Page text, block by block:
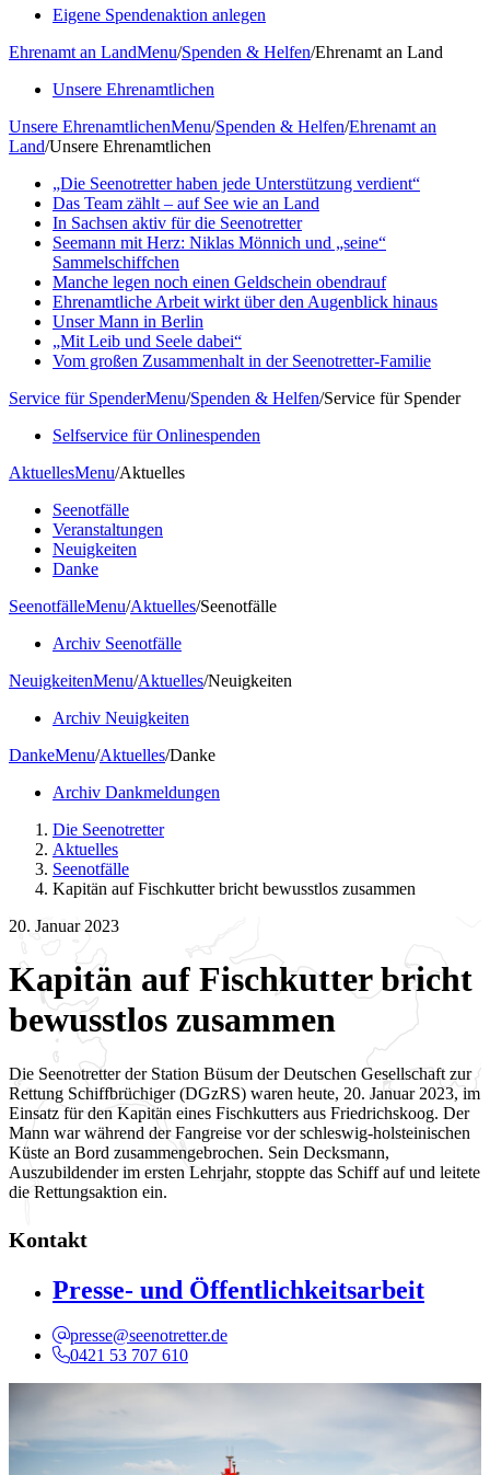
Eigene Spendenaktion anlegen
Ehrenamt an LandMenu/Spenden & Helfen/Ehrenamt an Land
Unsere Ehrenamtlichen
Unsere EhrenamtlichenMenu/Spenden & Helfen/Ehrenamt an
Land/Unsere Ehrenamtlichen
„Die Seenotretter haben jede Unterstützung verdient“
Das Team zählt – auf See wie an Land
In Sachsen aktiv für die Seenotretter
Seemann mit Herz: Niklas Mönnich und „seine“
Sammelschiffchen
Manche legen noch einen Geldschein obendrauf
Ehrenamtliche Arbeit wirkt über den Augenblick hinaus
Unser Mann in Berlin
„Mit Leib und Seele dabei“
Vom großen Zusammenhalt in der Seenotretter-Familie
Service für SpenderMenu/Spenden & Helfen/Service für Spender
Selfservice für Onlinespenden
AktuellesMenu/Aktuelles
Seenotfälle
Veranstaltungen
Neuigkeiten
Danke
SeenotfälleMenu/Aktuelles/Seenotfälle
Archiv Seenotfälle
NeuigkeitenMenu/Aktuelles/Neuigkeiten
Archiv Neuigkeiten
DankeMenu/Aktuelles/Danke
Archiv Dankmeldungen
Die Seenotretter
Aktuelles
Seenotfälle
Kapitän auf Fischkutter bricht bewusstlos zusammen
20. Januar 2023
Kapitän auf Fischkutter bricht
bewusstlos zusammen
Die Seenotretter der Station Büsum der Deutschen Gesellschaft zur
Rettung Schiffbrüchiger (DGzRS) waren heute, 20. Januar 2023, im
Einsatz für den Kapitän eines Fischkutters aus Friedrichskoog. Der
Mann war während der Fangreise vor der schleswig-holsteinischen
Küste an Bord zusammengebrochen. Sein Decksmann,
Auszubildender im ersten Lehrjahr, stoppte das Schiff auf und leitete
die Rettungsaktion ein.
Kontakt
Presse- und Öffentlichkeitsarbeit
presse@seenotretter.de
0421 53 707 610